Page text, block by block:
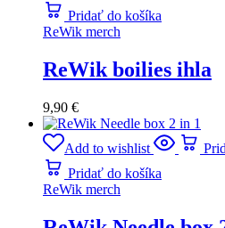
Pridať do košíka
ReWik merch
ReWik boilies ihla
9,90 €
Add to wishlist
Pridať do košíka
ReWik merch